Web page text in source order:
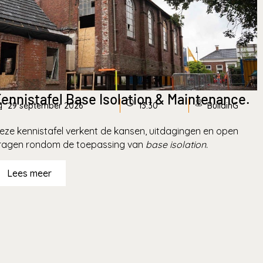
Base Isolation & Maintenance.
29 september 2026 13:30 BuildinG
kennistafel verkent de kansen, uitdagingen en open
rondom de toepassing van base isolation.
Lees meer